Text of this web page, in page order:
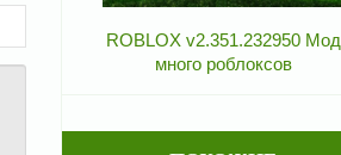
ROBLOX v2.351.232950 Мод
много роблоксов